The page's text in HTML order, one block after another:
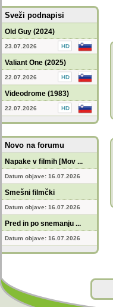
Sveži podnapisi
Old Guy (2024)
23.07.2026
Valiant One (2025)
22.07.2026
Videodrome (1983)
22.07.2026
Novo na forumu
Napake v filmih [Mov ...
Datum objave: 16.07.2026
Smešni filmčki
Datum objave: 16.07.2026
Pred in po snemanju ...
Datum objave: 16.07.2026